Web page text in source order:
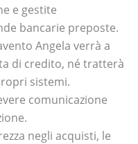
e gestite
bancarie preposte.
Angela verrà a
di credito, né tratterà
sistemi.
comunicazione
negli acquisti, le